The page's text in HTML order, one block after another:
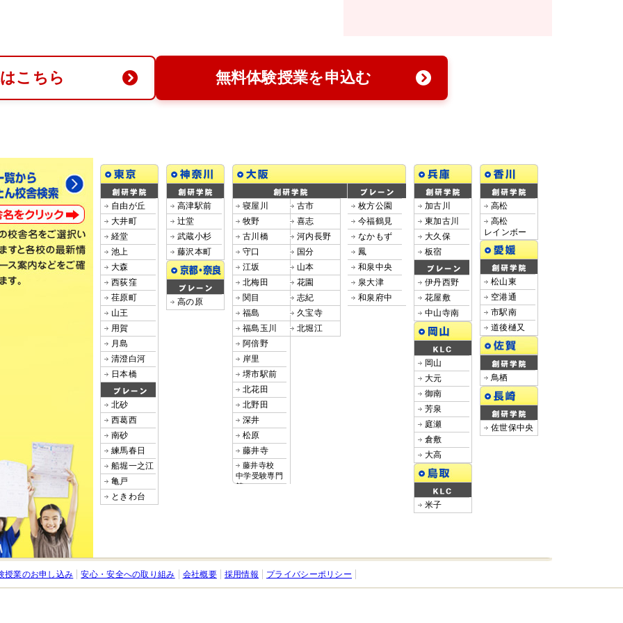
こちら 無料体験授業を申込む
自由が丘
大井町
経堂
池上
大森
西荻窪
荏原町
山王
用賀
月島
清澄白河
日本橋
北砂
西葛西
南砂
練馬春日
船堀一之江
亀戸
ときわ台
高津駅前
辻堂
武蔵小杉
藤沢本町
高の原
寝屋川
牧野
古川橋
守口
江坂
北梅田
関目
福島
福島玉川
阿倍野
岸里
堺市駅前
北花田
北野田
深井
松原
藤井寺
藤井寺校
中学受験専門
館
古市
喜志
河内長野
国分
山本
花園
志紀
久宝寺
北堀江
枚方公園
今福鶴見
なかもず
鳳
和泉中央
泉大津
和泉府中
加古川
東加古川
大久保
板宿
伊丹西野
花屋敷
中山寺南
岡山
大元
御南
芳泉
庭瀬
倉敷
大高
米子
高松
高松
レインボー
松山東
空港通
市駅南
道後樋又
鳥栖
佐世保中央
授業のお申し込み 安心・安全への取り組み 会社概要 採用情報 プライバシーポリシー